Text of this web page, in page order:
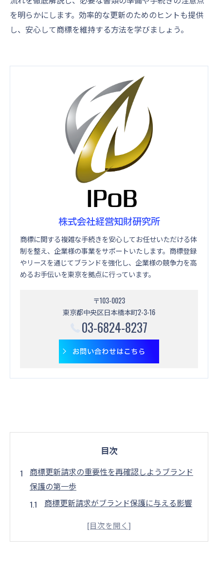
を明らかにします。効率的な更新のためのヒントも提供
し、安心して商標を維持する方法を学びましょう。
株式会社経営知財研究所
商標に関する複雑な手続きを安心してお任せいただける体
制を整え、企業様の事業をサポートいたします。商標登録
やリースを通じてブランドを強化し、企業様の競争力を高
めるお手伝いを東京を拠点に行っています。
〒103-0023
東京都中央区日本橋本町2-3-16
03-6824-8237
お問い合わせはこちら
目次
商標更新請求の重要性を再確認しようブランド
保護の第一歩
商標更新請求がブランド保護に与える影響
商標を失うリスクとその影響